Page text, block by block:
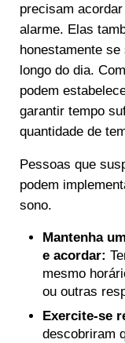
precisam
alarme. Elas
honestamente
longo do dia.
podem
garantir tempo
quantidade de
Pessoas que
podem
sono.
Mantenha
e acordar:
mesmo
ou outras
Exercite-se
descobriram